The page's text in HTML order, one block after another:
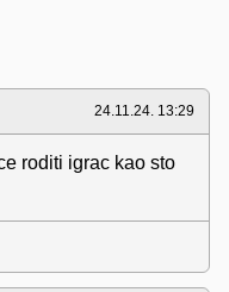
24.11.24. 13:29
roditi igrac kao sto